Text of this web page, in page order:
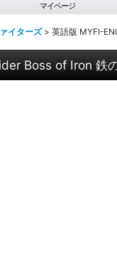
マイページ
イターズ > 英語版 MYFI-
Boss of Iron 鉄